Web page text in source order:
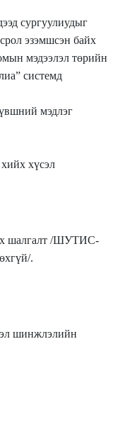
сургуулиудыг
эзэмшсэн байх
мэдээлэл төрийн
системд
мэдлэг
хүсэл
шалгалт /ШУТИС-
.
шинжлэлийн